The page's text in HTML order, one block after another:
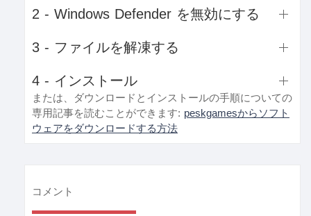
2 - Windows Defender を無効にする
3 - ファイルを解凍する
4 - インストール
または、ダウンロードとインストールの手順についての
専用記事を読むことができます: peskgamesからソフト
ウェアをダウンロードする方法
コメント